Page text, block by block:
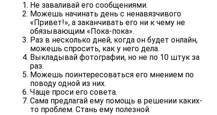
Не заваливай его сообщениями.
Можешь начинать день с ненавязчивого
«Привет!», а заканчивать его ни к чему не
обязывающим «Пока-пока».
Раз в несколько дней, когда он будет онлайн,
можешь спросить, как у него дела.
Выкладывай фотографии, но не по 10 штук за
раз.
Можешь поинтересоваться его мнением по
поводу одной из них.
Чаще проси его совета.
Сама предлагай ему помощь в решении каких-
то проблем. Стань ему полезной.